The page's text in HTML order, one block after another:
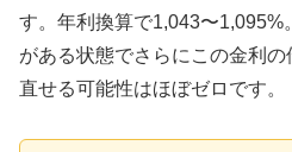
す。年利換算で1,043〜1,095%
がある状態でさらにこの金利
直せる可能性はほぼゼロです。